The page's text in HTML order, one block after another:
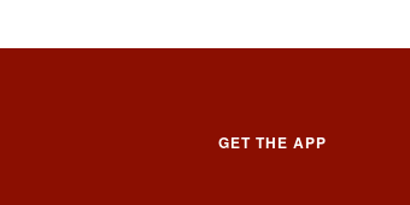
GET THE APP